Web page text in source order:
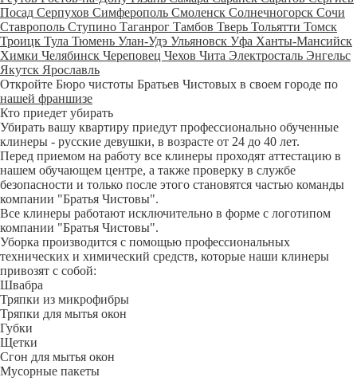
Посад Серпухов Симферополь Смоленск Солнечногорск Сочи
Ставрополь Ступино Таганрог Тамбов Тверь Тольятти Томск
Троицк Тула Тюмень Улан-Удэ Ульяновск Уфа Ханты-Мансийск
Химки Челябинск Череповец Чехов Чита Электросталь Энгельс
Якутск Ярославль
Откройте Бюро чистоты Братьев Чистовых в своем городе по
нашей франшизе
Кто приедет убирать
Убирать вашу квартиру приедут профессионально обученные
клинеры - русские девушки, в возрасте от 24 до 40 лет.
Перед приемом на работу все клинеры проходят аттестацию в
нашем обучающем центре, а также проверку в службе
безопасности и только после этого становятся частью команды
компании "Братья Чистовы".
Все клинеры работают исключительно в форме с логотипом
компании "Братья Чистовы".
Уборка производится с помощью профессиональных
технических и химический средств, которые наши клинеры
привозят с собой:
Швабра
Тряпки из микрофибры
Тряпки для мытья окон
Губки
Щетки
Сгон для мытья окон
Мусорные пакеты